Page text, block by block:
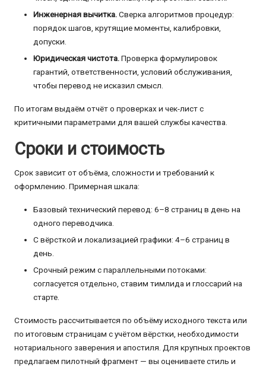
Инженерная вычитка.Сверка алгоритмов процедур:
порядок шагов, крутящие моменты, калибровки,
допуски.
Юридическая чистота.Проверка формулировок
гарантий, ответственности, условий обслуживания,
чтобы перевод не исказил смысл.
По итогам выдаём отчёт о проверках и чек-лист с
критичными параметрами для вашей службы качества.
Сроки и стоимость
Срок зависит от объёма, сложности и требований к
оформлению. Примерная шкала:
Базовый технический перевод: 6–8 страниц в день на
одного переводчика.
С вёрсткой и локализацией графики: 4–6 страниц в
день.
Срочный режим с параллельными потоками:
согласуется отдельно, ставим тимлида и глоссарий на
старте.
Стоимость рассчитывается по объёму исходного текста или
по итоговым страницам с учётом вёрстки, необходимости
нотариального заверения и апостиля. Для крупных проектов
предлагаем пилотный фрагмент — вы оцениваете стиль и